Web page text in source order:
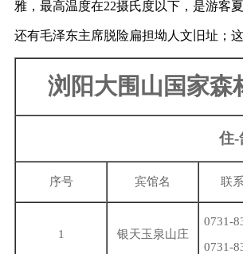
雅，最高温度在22摄氏度以下，是游客
还有毛泽东主席脱险扁担坳人文旧址；
浏阳大围山国家森
住-
序号 宾馆名 联
1 银天玉泉山庄
0731-
0731-